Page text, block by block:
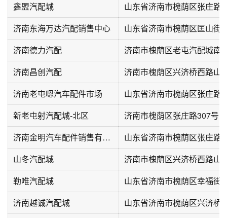
鑫盟汽配城
山东省济南市槐荫区张庄路
济南东海万达汽配销售中心
济南德力汽配
济南市槐荫区老屯汽配城南
济南昌创汽配
济南市槐荫区兴济桥西路山
济南老屯嗯汽车配件市场
山东省济南市槐荫区张庄路
新老屯射汽配城-北区
济南市槐荫区张庄路307号
济南金明汽车配件销售有公公司
山东省济南市槐荫区张庄路
山冬汽配城
勒唯汽配城
山东省济南市槐荫区幸福街
济南越诚汽配城